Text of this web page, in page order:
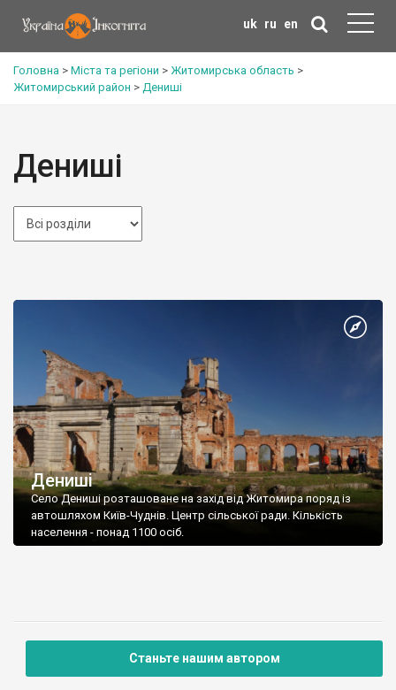
uk ru en
Головна > Міста та регіони > Житомирська область >
Житомирський район > Дениші
Дениші
Дениші
Село Дениші розташоване на захід від Житомира поряд із
автошляхом Київ-Чуднів. Центр сільської ради. Кількість
населення - понад 1100 осіб.
Станьте нашим автором